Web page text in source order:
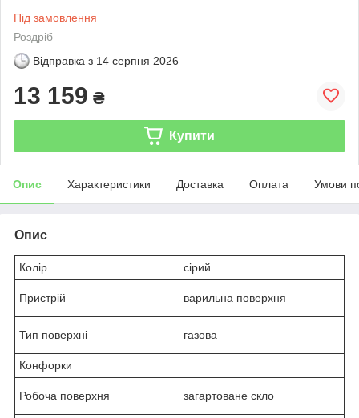
Під замовлення
Роздріб
Відправка з 14 серпня 2026
13 159 ₴
Купити
Опис Характеристики Доставка Оплата Умови
Опис
Колір сірий
Пристрій варильна поверхня
Тип поверхні газова
Конфорки
Робоча поверхня загартоване скло